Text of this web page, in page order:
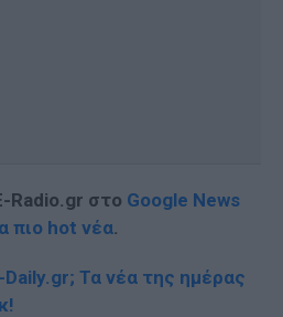
Radio.gr στο Google News
πιο hot νέα.
Τα νέα της ημέρας